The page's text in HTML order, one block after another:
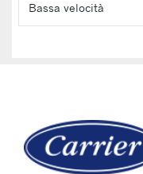
Bassa velocità